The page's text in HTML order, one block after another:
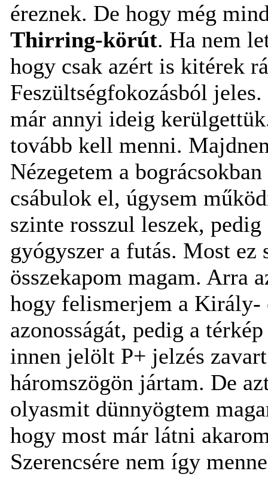
éreznek. De hogy még
Thirring-körút. Ha nem
hogy csak azért is kitérek
Feszültségfokozásból
már annyi ideig
tovább kell menni.
Nézegetem a
csábulok el, úgysem
szinte rosszul leszek,
gyógyszer a futás. Most
összekapom magam. Arra
hogy felismerjem a Király-
azonosságát, pedig a
innen jelölt P+ jelzés
háromszögön jártam. De
olyasmit dünnyögtem
hogy most már látni
Szerencsére nem így